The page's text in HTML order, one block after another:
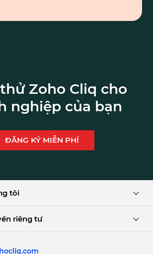
Zoho Cliq cho
nghiệp của bạn
ĐĂNG KÝ MIỄN PHÍ
tôi
riêng tư